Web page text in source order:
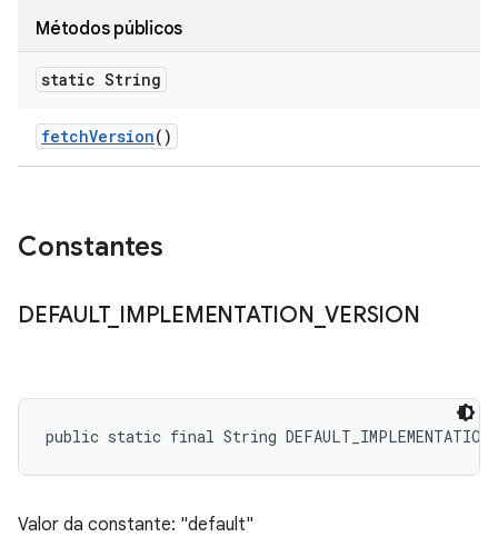
Métodos públicos
static String
fetchVersion()
Constantes
DEFAULT_ IMPLEMENTATION _VERSION
public static final String
Valor da constante: "default"